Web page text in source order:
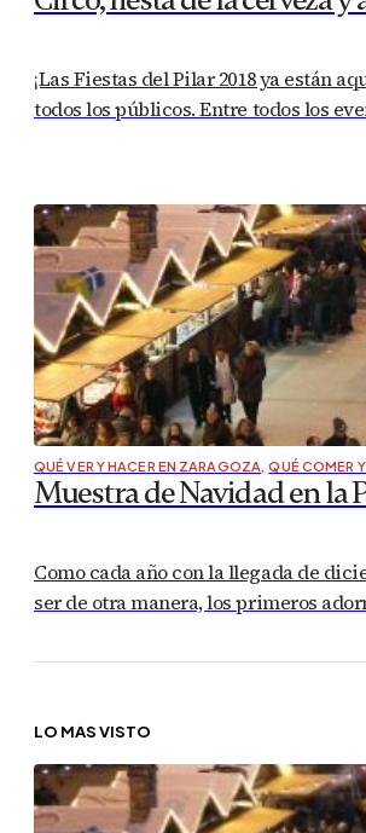
¡Las Fiestas del Pilar 2018 ya están
todos los públicos. Entre todos los
QUÉ VER Y HACER EN ZARAGOZA, QUÉ COMER
Muestra de Navidad en la
Como cada año con la llegada de
ser de otra manera, los primeros
LO MÁS VISTO